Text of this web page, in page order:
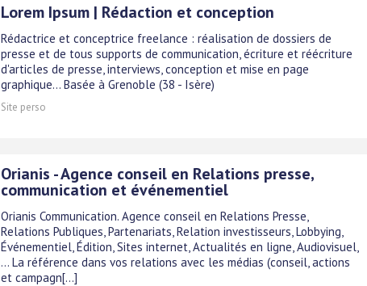
Lorem Ipsum | Rédaction et conception
Rédactrice et conceptrice freelance : réalisation de dossiers de
presse et de tous supports de communication, écriture et réécriture
d'articles de presse, interviews, conception et mise en page
graphique... Basée à Grenoble (38 - Isère)
Site perso
Orianis - Agence conseil en Relations presse,
communication et événementiel
Orianis Communication. Agence conseil en Relations Presse,
Relations Publiques, Partenariats, Relation investisseurs, Lobbying,
Événementiel, Édition, Sites internet, Actualités en ligne, Audiovisuel,
... La référence dans vos relations avec les médias (conseil, actions
et campagn[...]